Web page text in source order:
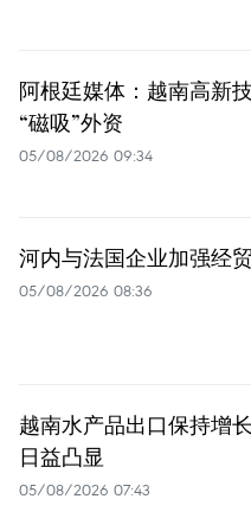
阿根廷媒体：越南高新
“磁吸”外资
05/08/2026 09:34
河内与法国企业加强经
05/08/2026 08:36
越南水产品出口保持增
日益凸显
05/08/2026 07:43